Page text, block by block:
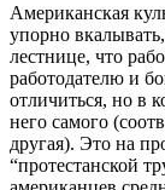
Американская
упорно
лестнице, что
работодателю и
отличиться, но в
него самого
другая). Это на
“протестанской